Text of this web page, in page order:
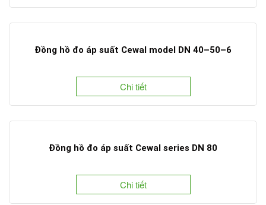
Đồng hồ đo áp suất Cewal model DN 40–50–6
Chi tiết
Đồng hồ đo áp suất Cewal series DN 80
Chi tiết